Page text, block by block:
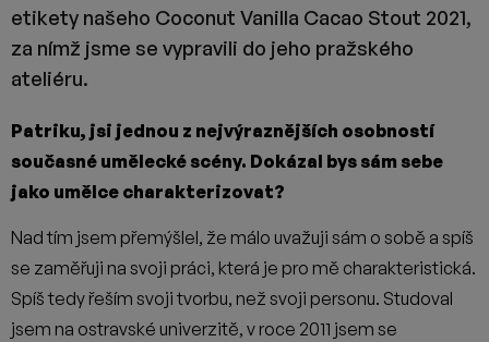
etikety našeho Coconut Vanilla Cacao Stout 2021,
za nímž jsme se vypravili do jeho pražského
ateliéru.
Patriku, jsi jednou z nejvýraznějších osobností
současné umělecké scény. Dokázal bys sám sebe
jako umělce charakterizovat?
Nad tím jsem přemýšlel, že málo uvažuji sám o sobě a spíš
se zaměřuji na svoji práci, která je pro mě charakteristická.
Spíš tedy řeším svoji tvorbu, než svoji personu. Studoval
jsem na ostravské univerzitě, v roce 2011 jsem se